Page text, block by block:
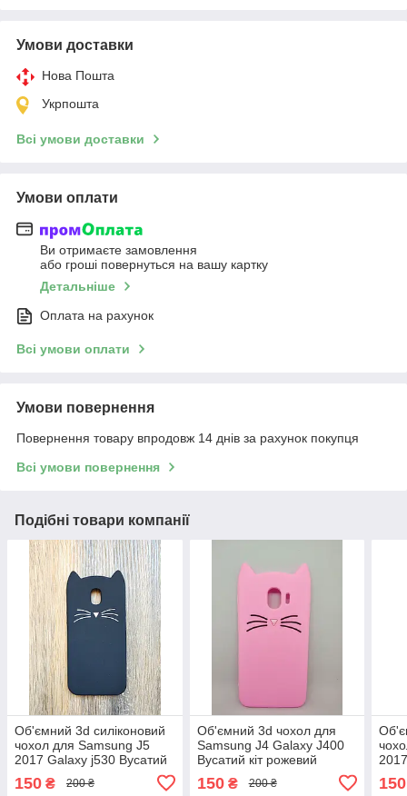
Умови доставки
Нова Пошта
Укрпошта
Всі умови доставки
Умови оплати
Ви отримаєте замовлення
або гроші повернуться на вашу картку
Детальніше
Оплата на рахунок
Всі умови оплати
Умови повернення
Повернення товару впродовж 14 днів за рахунок покупця
Всі умови повернення
Подібні товари компанії
Об'ємний 3d силіконовий
чохол для Samsung J5
2017 Galaxy j530 Вусатий
150 ₴ 200 ₴
Об'ємний 3d чохол для
Samsung J4 Galaxy J400
Вусатий кіт рожевий
150₴ 200 ₴ 150